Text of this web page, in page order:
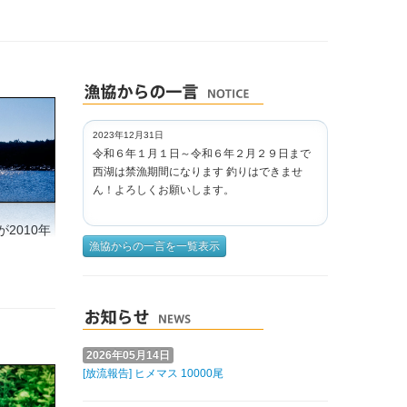
2010年
2023年12月31日
令和６年１月１日～令和６年２月２９日まで
西湖は禁漁期間になります 釣りはできませ
ん！よろしくお願いします。
漁協からの一言を一覧表示
2026年05月14日
[放流報告] ヒメマス 10000尾